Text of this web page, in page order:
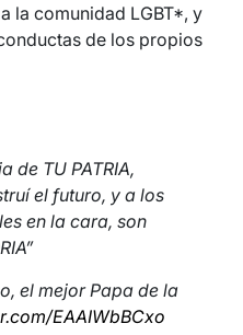
la comunidad LGBT*, y
de los propios
de TU PATRIA,
el futuro, y a los
en la cara, son
el mejor Papa de la
EAAIWbBCxo